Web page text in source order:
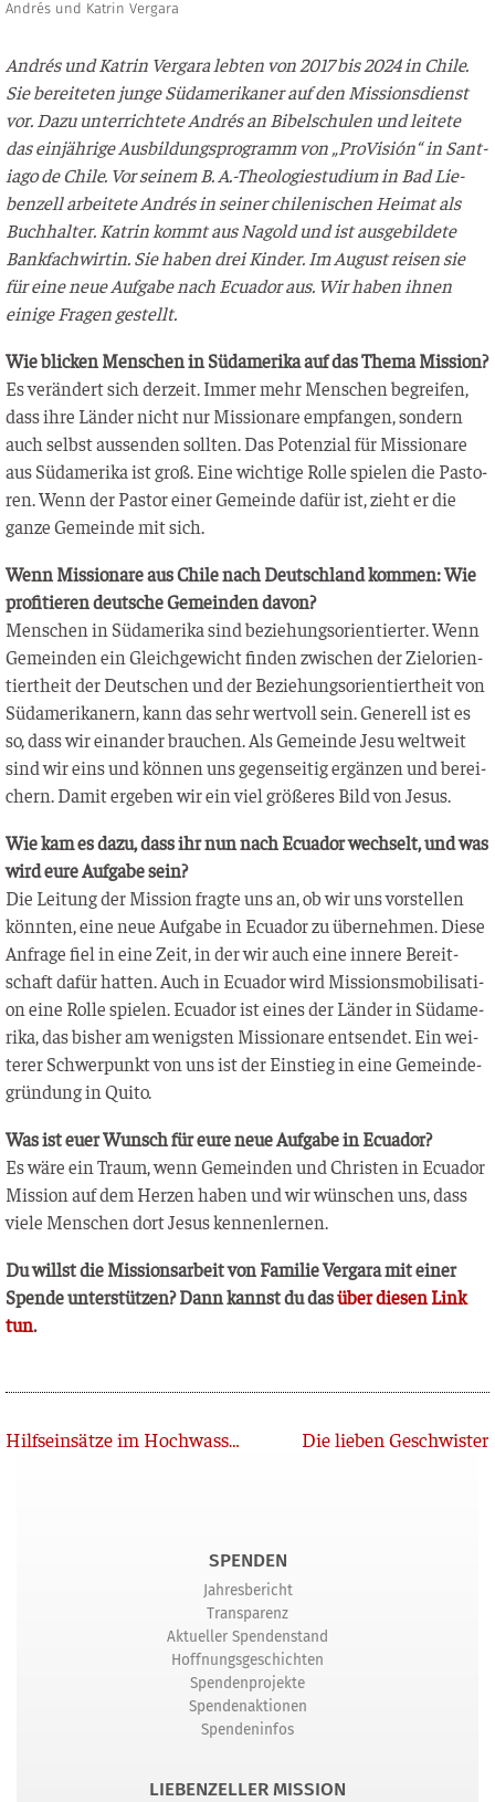
Andrés und Katrin Vergara
Andrés und Kat­rin Ver­ga­ra leb­ten von 2017 bis 2024 in Chi­le.
Sie berei­te­ten jun­ge Süd­ame­ri­ka­ner auf den Mis­si­ons­dienst
vor. Dazu unter­rich­te­te Andrés an Bibel­schu­len und lei­te­te
das ein­jäh­ri­ge Aus­bil­dungs­pro­gramm von „Pro­Vi­sión“ in Sant­
ia­go de Chi­le. Vor sei­nem B. A.-Theologiestudium in Bad Lie­
ben­zell arbei­te­te Andrés in sei­ner chi­le­ni­schen Hei­mat als
Buch­hal­ter. Kat­rin kommt aus Nagold und ist aus­ge­bil­de­te
Bank­fach­wir­tin. Sie haben drei Kin­der. Im August rei­sen sie
für eine neue Auf­ga­be nach Ecua­dor aus. Wir haben ihnen
eini­ge Fra­gen gestellt.
Wie bli­cken Men­schen in Süd­ame­ri­ka auf das The­ma Mission?
Es ver­än­dert sich der­zeit. Immer mehr Men­schen begrei­fen,
dass ihre Län­der nicht nur Mis­sio­na­re emp­fan­gen, son­dern
auch selbst aus­sen­den soll­ten. Das Poten­zi­al für Mis­sio­na­re
aus Süd­ame­ri­ka ist groß. Eine wich­ti­ge Rol­le spie­len die Pas­to­
ren. Wenn der Pas­tor einer Gemein­de dafür ist, zieht er die
gan­ze Gemein­de mit sich.
Wenn Mis­sio­na­re aus Chi­le nach Deutsch­land kom­men: Wie
pro­fi­tie­ren deut­sche Gemein­den davon?
Men­schen in Süd­ame­ri­ka sind bezie­hungs­ori­en­tier­ter. Wenn
Gemein­den ein Gleich­ge­wicht fin­den zwi­schen der Ziel­ori­en­
tiert­heit der Deut­schen und der Bezie­hungs­ori­en­tiert­heit von
Süd­ame­ri­ka­nern, kann das sehr wert­voll sein. Gene­rell ist es
so, dass wir ein­an­der brau­chen. Als Gemein­de Jesu welt­weit
sind wir eins und kön­nen uns gegen­sei­tig ergän­zen und berei­
chern. Damit erge­ben wir ein viel grö­ße­res Bild von Jesus.
Wie kam es dazu, dass ihr nun nach Ecua­dor wech­selt, und was
wird eure Auf­ga­be sein?
Die Lei­tung der Mis­si­on frag­te uns an, ob wir uns vor­stel­len
könn­ten, eine neue Auf­ga­be in Ecua­dor zu über­neh­men. Die­se
Anfra­ge fiel in eine Zeit, in der wir auch eine inne­re Bereit­
schaft dafür hat­ten. Auch in Ecua­dor wird Mis­si­ons­mo­bi­li­sa­ti­
on eine Rol­le spie­len. Ecua­dor ist eines der Län­der in Süd­ame­
ri­ka, das bis­her am wenigs­ten Mis­sio­na­re ent­sen­det. Ein wei­
te­rer Schwer­punkt von uns ist der Ein­stieg in eine Gemein­de­
grün­dung in Quito.
Was ist euer Wunsch für eure neue Auf­ga­be in Ecuador?
Es wäre ein Traum, wenn Gemein­den und Chris­ten in Ecua­dor
Mis­si­on auf dem Her­zen haben und wir wün­schen uns, dass
vie­le Men­schen dort Jesus kennenlernen.
Du willst die Mis­si­ons­ar­beit von Fami­lie Ver­ga­ra mit einer
Spen­de unter­stüt­zen? Dann kannst du dasüber die­sen Link
tun.
Zurück Hilfseinsätze im Hochwassergebiet Die lieben Geschwister
SPENDEN
Jahresbericht
Transparenz
Aktueller Spendenstand
Hoffnungsgeschichten
Spendenprojekte
Spendenaktionen
Spendeninfos
LIEBENZELLER MISSION